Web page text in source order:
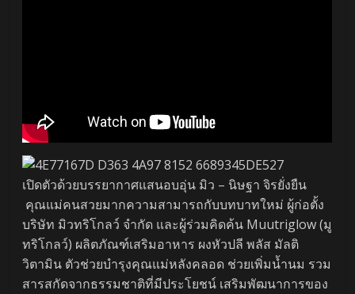
เปิดตัวด้วยบรรยากาศแสนอบอุ่น มิว – นิษฐา จิรยั่งยืน
คุณแม่คนสวยมากความสามารถกับบทบาทใหม่ ผู้ก่อตั้ง
บริษัท มิวทริโกลว์ จำกัด และผู้ร่วมคิดค้น Muutriglow (มู
ทริโกลว์) ผลิตภัณฑ์เสริมอาหาร ผงหัวปลี พลัส มัลติ
วิตามิน ตัวช่วยบำรุงคุณแม่หลังคลอด ช่วยเพิ่มน้ำนม รวม
สารสกัดจากธรรมชาติที่มีประโยชน์ เสริมพัฒนาการของ